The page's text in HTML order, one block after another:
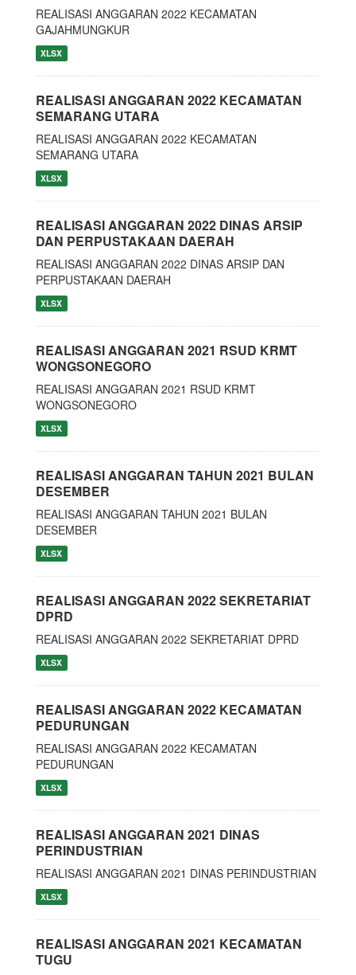
REALISASI ANGGARAN 2022 KECAMATAN
GAJAHMUNGKUR
XLSX
REALISASI ANGGARAN 2022 KECAMATAN
SEMARANG UTARA
REALISASI ANGGARAN 2022 KECAMATAN
SEMARANG UTARA
XLSX
REALISASI ANGGARAN 2022 DINAS ARSIP
DAN PERPUSTAKAAN DAERAH
REALISASI ANGGARAN 2022 DINAS ARSIP DAN
PERPUSTAKAAN DAERAH
XLSX
REALISASI ANGGARAN 2021 RSUD KRMT
WONGSONEGORO
REALISASI ANGGARAN 2021 RSUD KRMT
WONGSONEGORO
XLSX
REALISASI ANGGARAN TAHUN 2021 BULAN
DESEMBER
REALISASI ANGGARAN TAHUN 2021 BULAN
DESEMBER
XLSX
REALISASI ANGGARAN 2022 SEKRETARIAT
DPRD
REALISASI ANGGARAN 2022 SEKRETARIAT DPRD
XLSX
REALISASI ANGGARAN 2022 KECAMATAN
PEDURUNGAN
REALISASI ANGGARAN 2022 KECAMATAN
PEDURUNGAN
XLSX
REALISASI ANGGARAN 2021 DINAS
PERINDUSTRIAN
REALISASI ANGGARAN 2021 DINAS PERINDUSTRIAN
XLSX
REALISASI ANGGARAN 2021 KECAMATAN
TUGU